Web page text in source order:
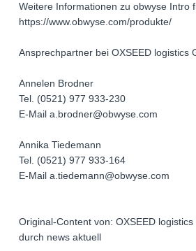
Weitere Informationen zu obwyse Intro
https://www.obwyse.com/produkte/
Ansprechpartner bei OXSEED logistics
Annelen Brodner
Tel. (0521) 977 933-230
E-Mail a.brodner@obwyse.com
Annika Tiedemann
Tel. (0521) 977 933-164
E-Mail a.tiedemann@obwyse.com
Original-Content von: OXSEED
durch news aktuell